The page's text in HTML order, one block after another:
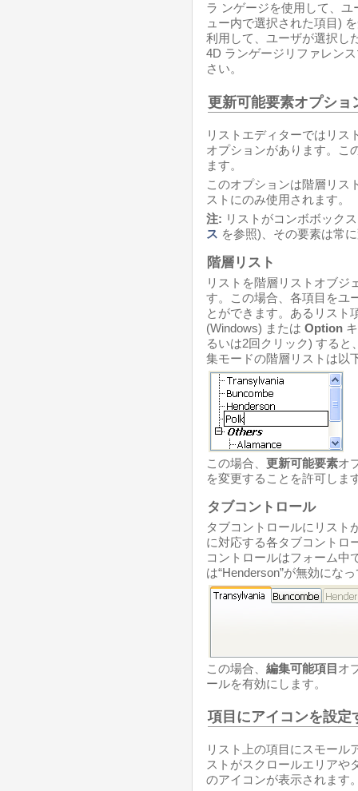
ラ ンゲージを使用して、
ュー内で選択された項目)
利用して、ユーザが選択し
4D ランゲージリファレン
さい。
更新可能要素オプショ
リストエディターではリス
オプションがあります。こ
ます。
このオプションは階層リス
ストにのみ使用されます。
注: リストがコンボボック
ス を参照)、その要素は常
階層リスト
リストを階層リストオブジ
す。この場合、各項目をユ
とができます。あるリスト
(Windows) または Option
るいは2回クリック) する
集モードの階層リストは以
この場合、 更新可能要素オ
を変更することを許可しま
タブコントロール
タブコントロールにリスト
に対応する各タブコントロ
コントロールはフォーム中
は“Henderson”が無効にな
この場合、 編集可能項目 オ
ールを有効にします。
項目にアイコンを設定
リスト上の項目にスモール
ストがスクロールエリアや
のアイコンが表示されます